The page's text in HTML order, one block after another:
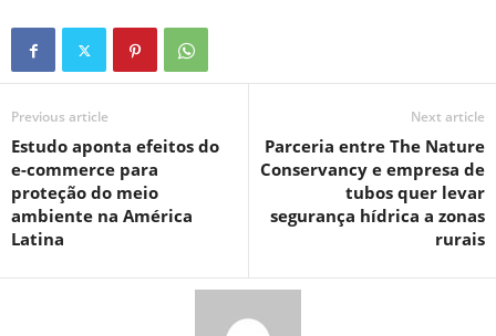
Previous article
Estudo aponta efeitos do
e-commerce para
proteção do meio
ambiente na América
Latina
Next article
Parceria entre The Nature
Conservancy e empresa de
tubos quer levar
segurança hídrica a zonas
rurais